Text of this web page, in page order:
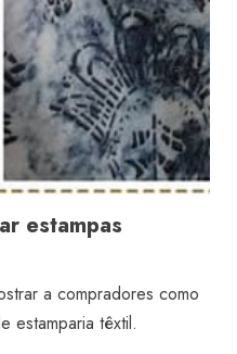
estampas
a compradores como
estamparia têxtil.